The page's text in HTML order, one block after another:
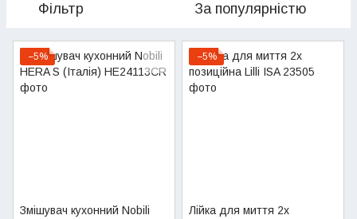
Фільтр За популярністю
−5%
Змішувач кухонний Nobili
−5%
Лійка для миття 2х